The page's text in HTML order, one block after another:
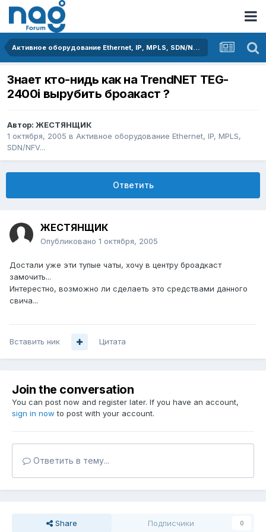
Активное оборудование Ethernet, IP, MPLS, SDN/NFV...
Знает кто-нидь как на TrendNET TEG-
2400i вырубить броакаст ?
Автор: ЖЕСТЯНЩИК
1 октября, 2005 в Активное оборудование Ethernet, IP, MPLS,
SDN/NFV...
Ответить
ЖЕСТЯНЩИК
Опубликовано 1 октября, 2005
Достали уже эти тупые чаты, хочу в центру броадкаст
замочить...
Интерестно, возможно ли сделаеть это средствами данного
свича...
Вставить ник Цитата
Join the conversation
You can post now and register later. If you have an account,
sign in now to post with your account.
Ответить в тему...
Share Подписчики 0